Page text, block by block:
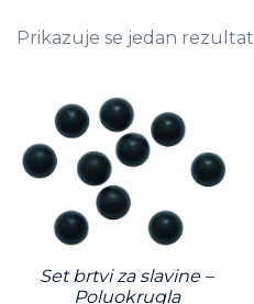
Prikazuje se jedan rezultat
Set brtvi za slavine –
Poluokrugla